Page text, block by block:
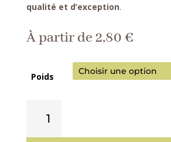
qualité et d’exception.
À partir de2,80€
Poids